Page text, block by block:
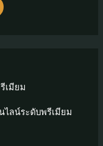
เมียม
ไลน์ระดับพรีเมียม